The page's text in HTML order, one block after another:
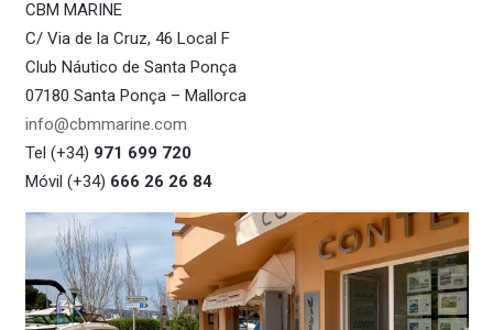
CBM MARINE
C/ Via de la Cruz, 46 Local F
Club Náutico de Santa Ponça
07180 Santa Ponça – Mallorca
info@cbmmarine.com
Tel (+34) 971 699 720
Móvil (+34) 666 26 26 84